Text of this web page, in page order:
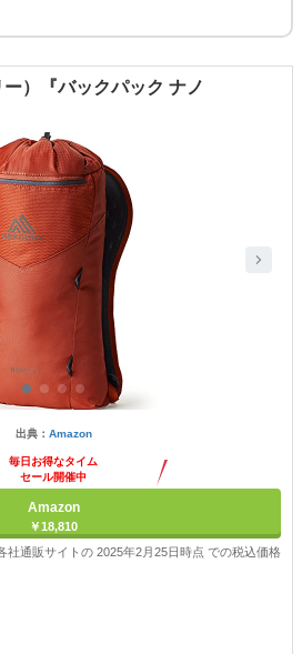
）『バックパック ナノ
出典： Amazon
毎日お得なタイム
セール開催中
Amazon
￥18,810
社通販サイトの 2025年2月25日時点 での税込価格